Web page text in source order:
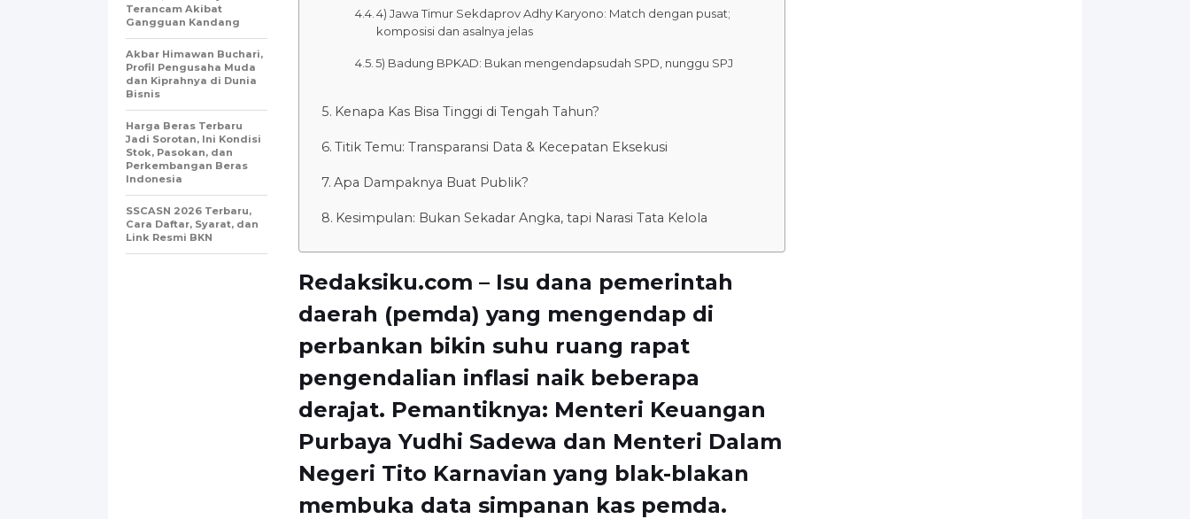
4) Jawa Timur Sekdaprov Adhy Karyono: Match dengan pusat;
komposisi dan asalnya jelas
5) Badung BPKAD: Bukan mengendapsudah SPD, nunggu SPJ
Kenapa Kas Bisa Tinggi di Tengah Tahun?
Titik Temu: Transparansi Data & Kecepatan Eksekusi
Apa Dampaknya Buat Publik?
Kesimpulan: Bukan Sekadar Angka, tapi Narasi Tata Kelola
Redaksiku.com – Isu dana pemerintah
daerah (pemda) yang mengendap di
perbankan bikin suhu ruang rapat
pengendalian inflasi naik beberapa
derajat. Pemantiknya: Menteri Keuangan
Purbaya Yudhi Sadewa dan Menteri Dalam
Negeri Tito Karnavian yang blak-blakan
membuka data simpanan kas pemda.
Terancam Akibat
Gangguan Kandang
Akbar Himawan Buchari,
Profil Pengusaha Muda
dan Kiprahnya di Dunia
Bisnis
Harga Beras Terbaru
Jadi Sorotan, Ini Kondisi
Stok, Pasokan, dan
Perkembangan Beras
Indonesia
SSCASN 2026 Terbaru,
Cara Daftar, Syarat, dan
Link Resmi BKN